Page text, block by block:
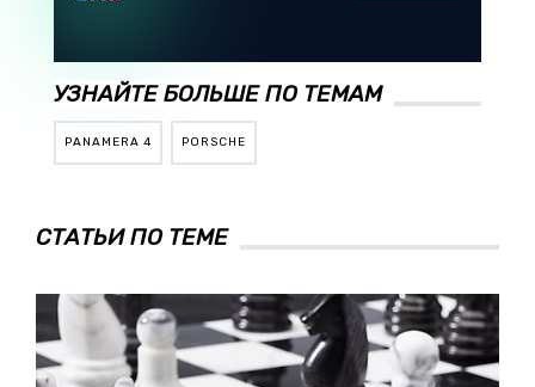
УЗНАЙТЕ БОЛЬШЕ ПО ТЕМАМ
PANAMERA 4 PORSCHE
СТАТЬИ ПО ТЕМЕ